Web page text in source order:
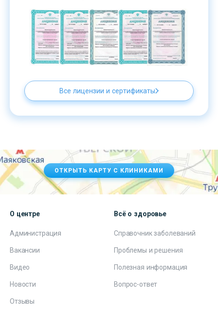
Все лицензии и сертификаты
ОТКРЫТЬ КАРТУ С КЛИНИКАМИ
О центре
Администрация
Вакансии
Видео
Новости
Отзывы
Всё о здоровье
Справочник заболеваний
Проблемы и решения
Полезная информация
Вопрос-ответ